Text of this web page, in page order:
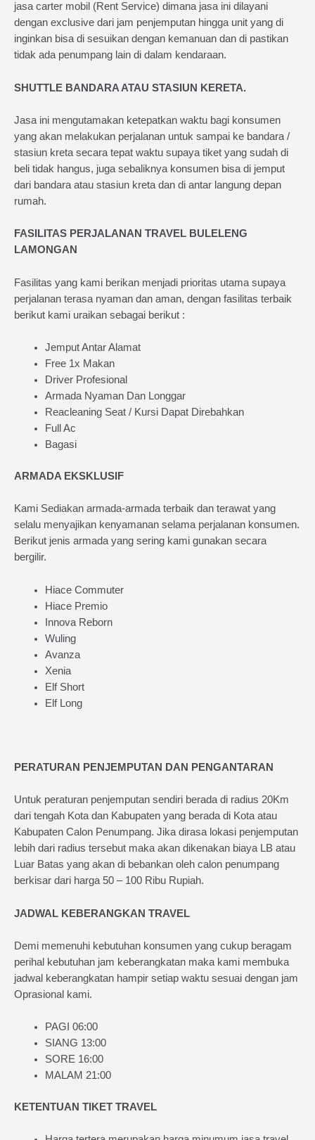
jasa carter mobil (Rent Service) dimana jasa ini dilayani
dengan exclusive dari jam penjemputan hingga unit yang di
inginkan bisa di sesuikan dengan kemanuan dan di pastikan
tidak ada penumpang lain di dalam kendaraan.
SHUTTLE BANDARA ATAU STASIUN KERETA.
Jasa ini mengutamakan ketepatkan waktu bagi konsumen
yang akan melakukan perjalanan untuk sampai ke bandara /
stasiun kreta secara tepat waktu supaya tiket yang sudah di
beli tidak hangus, juga sebaliknya konsumen bisa di jemput
dari bandara atau stasiun kreta dan di antar langung depan
rumah.
FASILITAS PERJALANAN TRAVEL BULELENG
LAMONGAN
Fasilitas yang kami berikan menjadi prioritas utama supaya
perjalanan terasa nyaman dan aman, dengan fasilitas terbaik
berikut kami uraikan sebagai berikut :
Jemput Antar Alamat
Free 1x Makan
Driver Profesional
Armada Nyaman Dan Longgar
Reacleaning Seat / Kursi Dapat Direbahkan
Full Ac
Bagasi
ARMADA EKSKLUSIF
Kami Sediakan armada-armada terbaik dan terawat yang
selalu menyajikan kenyamanan selama perjalanan konsumen.
Berikut jenis armada yang sering kami gunakan secara
bergilir.
Hiace Commuter
Hiace Premio
Innova Reborn
Wuling
Avanza
Xenia
Elf Short
Elf Long
PERATURAN PENJEMPUTAN DAN PENGANTARAN
Untuk peraturan penjemputan sendiri berada di radius 20Km
dari tengah Kota dan Kabupaten yang berada di Kota atau
Kabupaten Calon Penumpang. Jika dirasa lokasi penjemputan
lebih dari radius tersebut maka akan dikenakan biaya LB atau
Luar Batas yang akan di bebankan oleh calon penumpang
berkisar dari harga 50 – 100 Ribu Rupiah.
JADWAL KEBERANGKAN TRAVEL
Demi memenuhi kebutuhan konsumen yang cukup beragam
perihal kebutuhan jam keberangkatan maka kami membuka
jadwal keberangkatan hampir setiap waktu sesuai dengan jam
Oprasional kami.
PAGI 06:00
SIANG 13:00
SORE 16:00
MALAM 21:00
KETENTUAN TIKET TRAVEL